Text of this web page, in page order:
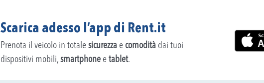
Scarica adesso l’app di Rent.it
Prenota il veicolo in totale sicurezzae comoditàdai tuoi
dispositivi mobili, smartphonee tablet.